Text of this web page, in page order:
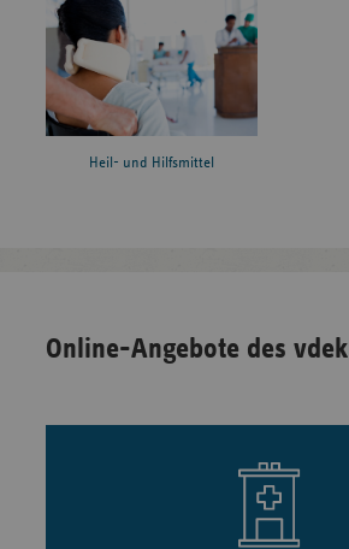
Heil- und Hilfsmittel
Online-Angebote des vdek